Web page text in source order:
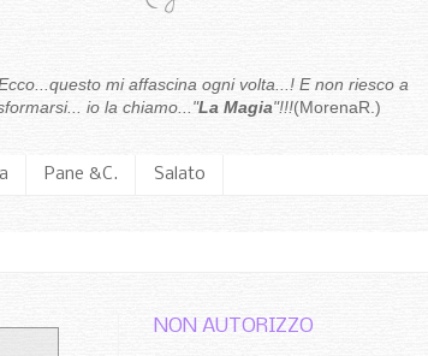
mi affascina ogni volta...! E non riesco a
io la chiamo..."La Magia"!!!(MorenaR.)
Pane &C. Salato
NON AUTORIZZO